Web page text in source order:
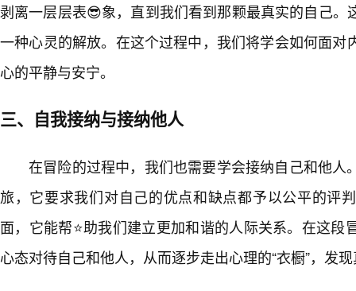
剥离一层层表😎象，直到我们看到那颗最真实的自己。
一种心灵的解放。在这个过程中，我们将学会如何面对
心的平静与安宁。
三、自我接纳与接纳他人
在冒险的过程中，我们也需要学会接纳自己和他人
旅，它要求我们对自己的优点和缺点都予以公平的评
面，它能帮⭐助我们建立更加和谐的人际关系。在这段
心态对待自己和他人，从而逐步走出心理的“衣橱”，发